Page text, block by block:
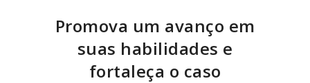
Promova um avanço em
suas habilidades e
fortaleça o caso